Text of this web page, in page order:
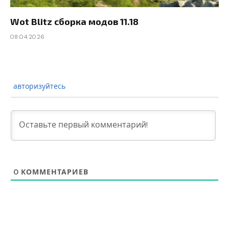
Wot Blitz сборка модов 11.18
08.04.2026
авторизуйтесь
0 КОММЕНТАРИЕВ